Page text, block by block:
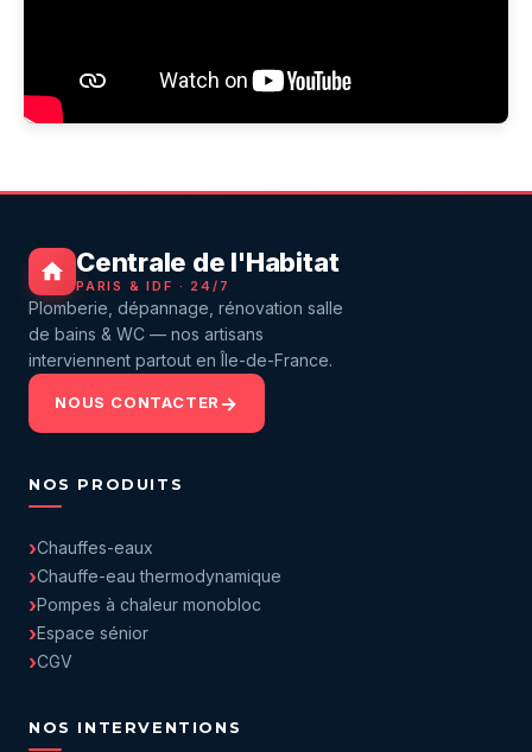
Centrale de l'Habitat
PARIS & IDF · 24/7
Plomberie, dépannage, rénovation salle
de bains & WC — nos artisans
interviennent partout en Île-de-France.
NOUS CONTACTER
NOS PRODUITS
Chauffes-eaux
Chauffe-eau thermodynamique
Pompes à chaleur monobloc
Espace sénior
CGV
NOS INTERVENTIONS